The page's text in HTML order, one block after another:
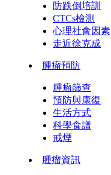
防跌倒培訓
CTCs檢測
心理社會因素
走近徐克成
腫瘤預防
腫瘤篩查
預防與康復
生活方式
科學食譜
戒煙
腫瘤資訊